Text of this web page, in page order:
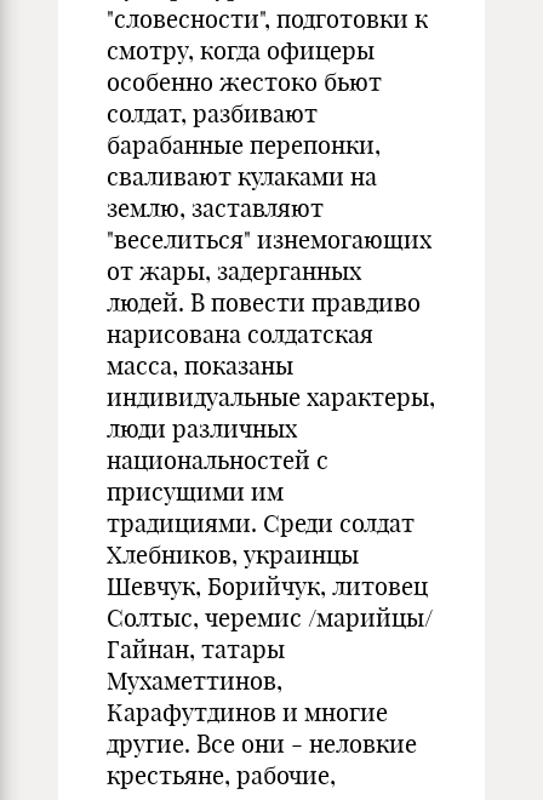
"словесности", подготовки к
смотру, когда офицеры
особенно жестоко бьют
солдат, разбивают
барабанные перепонки,
сваливают кулаками на
землю, заставляют
"веселиться" изнемогающих
от жары, задерганных
людей. В повести правдиво
нарисована солдатская
масса, показаны
индивидуальные характеры,
люди различных
национальностей с
присущими им
традициями. Среди солдат
Хлебников, украинцы
Шевчук, Борийчук, литовец
Солтыс, черемис /марийцы/
Гайнан, татары
Мухаметтинов,
Карафутдинов и многие
другие. Все они - неловкие
крестьяне, рабочие,